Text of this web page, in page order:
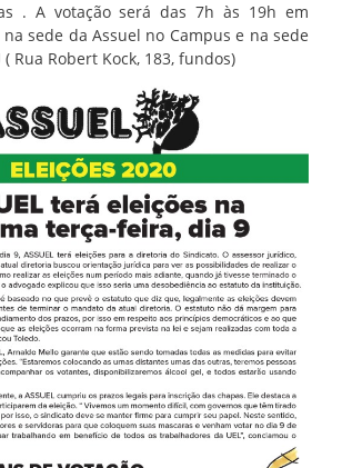
. A votação será das 7h às 19h em
sede da Assuel no Campus e na sede
Rua Robert Kock, 183, fundos)